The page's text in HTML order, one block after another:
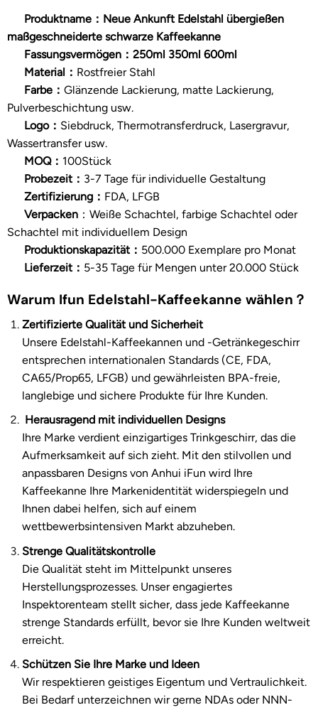
Produktname：Neue Ankunft Edelstahl übergießen
maßgeschneiderte schwarze Kaffeekanne
Fassungsvermögen：250ml 350ml 600ml
Material： Rostfreier Stahl
Farbe： Glänzende Lackierung, matte Lackierung,
Pulverbeschichtung usw.
Logo： Siebdruck, Thermotransferdruck, Lasergravur,
Wassertransfer usw.
MOQ： 100Stück
Probezeit： 3-7 Tage für individuelle Gestaltung
Zertifizierung： FDA, LFGB
Verpacken：Weiße Schachtel, farbige Schachtel oder
Schachtel mit individuellem Design
Produktionskapazität： 500.000 Exemplare pro Monat
Lieferzeit： 5-35 Tage für Mengen unter 20.000 Stück
Warum Ifun Edelstahl-Kaffeekanne wählen ？
Zertifizierte Qualität und Sicherheit
Unsere Edelstahl-Kaffeekannen und -Getränkegeschirr
entsprechen internationalen Standards (CE, FDA,
CA65/Prop65, LFGB) und gewährleisten BPA-freie,
langlebige und sichere Produkte für Ihre Kunden.
Herausragend mit individuellen Designs
Ihre Marke verdient einzigartiges Trinkgeschirr, das die
Aufmerksamkeit auf sich zieht. Mit den stilvollen und
anpassbaren Designs von Anhui iFun wird Ihre
Kaffeekanne Ihre Markenidentität widerspiegeln und
Ihnen dabei helfen, sich auf einem
wettbewerbsintensiven Markt abzuheben.
Strenge Qualitätskontrolle
Die Qualität steht im Mittelpunkt unseres
Herstellungsprozesses. Unser engagiertes
Inspektorenteam stellt sicher, dass jede Kaffeekanne
strenge Standards erfüllt, bevor sie Ihre Kunden weltweit
erreicht.
Schützen Sie Ihre Marke und Ideen
Wir respektieren geistiges Eigentum und Vertraulichkeit.
Bei Bedarf unterzeichnen wir gerne NDAs oder NNN-